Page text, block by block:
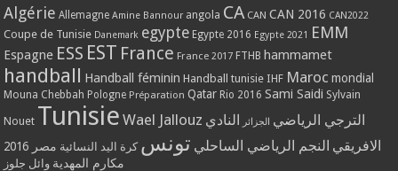
Algérie Allemagne Amine Bannour angola CA CAN CAN 2016 CAN2022
Coupe de Tunisie Danemark egypte Egypte 2016 Egypte 2021 EMM
Espagne ESS EST France France 2017 FTHB hammamet
handball Handball féminin Handball tunisie IHF Maroc mondial
Mouna Chebbah Pologne Préparation Qatar Rio 2016 Sami Saidi Sylvain
Nouet Tunisie Wael Jallouz الترجي الرياضي الجزائر النادي
الافريقي النجم الرياضي الساحلي تونس كرة اليد النسائية مصر 2016
مكارم المهدية وائل جلوز